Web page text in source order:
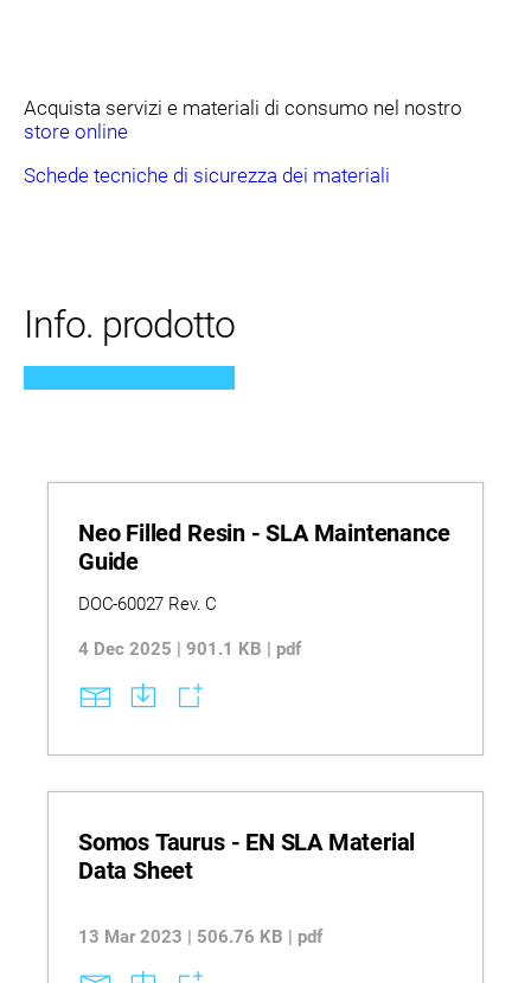
Acquista servizi e materiali di consumo nel nostro
store online
Schede tecniche di sicurezza dei materiali
Info. prodotto
Neo Filled Resin - SLA Maintenance
Guide
DOC-60027 Rev. C
4 Dec 2025 | 901.1 KB | pdf
Somos Taurus - EN SLA Material
Data Sheet
13 Mar 2023 | 506.76 KB | pdf